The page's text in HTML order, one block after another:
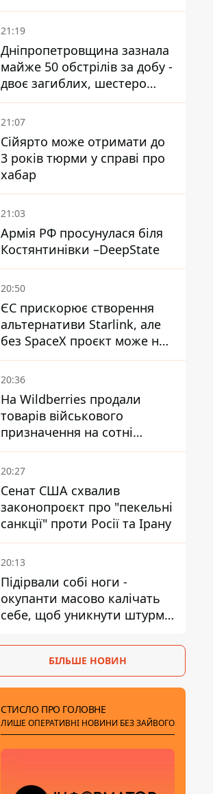
21:19
Дніпропетровщина зазнала
майже 50 обстрілів за добу -
двоє загиблих, шестеро
постраждалих
21:07
Сійярто може отримати до
3 років тюрми у справі про
хабар
21:03
Армія РФ просунулася біля
Костянтинівки –DeepState
20:50
ЄС прискорює створення
альтернативи Starlink, але
без SpaceX проєкт може не
обійтися
20:36
На Wildberries продали
товарів військового
призначення на сотні
мільйонів, але удари ЗСУ
змінили ситуацію
20:27
Сенат США схвалив
законопроєкт про "пекельні
санкції" проти Росії та Ірану
20:13
Підірвали собі ноги -
окупанти масово калічать
себе, щоб уникнути штурмів
БІЛЬШЕ НОВИН
СТИСЛО ПРО ГОЛОВНЕ
ЛИШЕ ОПЕРАТИВНІ НОВИНИ БЕЗ ЗАЙВОГО